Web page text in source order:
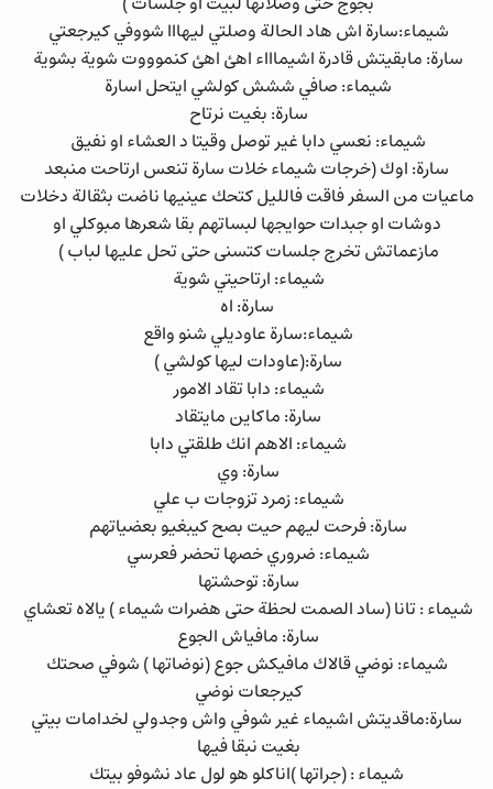
شيماء:سارة اش هاد الحالة وصلتي ليهااا شووفي كيرجعتي
سارة: مابقيتش قادرة اشيماااء اهئ اهئ كنموووت شوية بشوية
شيماء: صافي ششش كولشي ايتحل اسارة
سارة: بغيت نرتاح
شيماء: نعسي دابا غير توصل وقيتا د العشاء او نفيق
سارة: اوك (خرجات شيماء خلات سارة تنعس ارتاحت منبعد
ماعيات من السفر فاقت فالليل كتحك عينيها ناضت بثقالة دخلات
دوشات او جبدات حوايجها لبساتهم بقا شعرها مبوكلي او
مازعماتش تخرج جلسات كتسنى حتى تحل عليها لباب )
شيماء: ارتاحيتي شوية
سارة: اه
شيماء:سارة عاوديلي شنو واقع
سارة:(عاودات ليها كولشي )
شيماء: دابا تقاد الامور
سارة: ماكاين مايتقاد
شيماء: الاهم انك طلقتي دابا
سارة: وي
شيماء: زمرد تزوجات ب علي
سارة: فرحت ليهم حيت بصح كيبغيو بعضياتهم
شيماء: ضروري خصها تحضر فعرسي
سارة: توحشتها
شيماء : تانا (ساد الصمت لحظة حتى هضرات شيماء ) يالاه تعشاي
سارة: مافياش الجوع
شيماء: نوضي قالاك مافيكش جوع (نوضاتها ) شوفي صحتك
كيرجعات نوضي
سارة:ماقديتش اشيماء غير شوفي واش وجدولي لخدامات بيتي
بغيت نبقا فيها
شيماء : (جراتها )اناكلو هو لول عاد نشوفو بيتك